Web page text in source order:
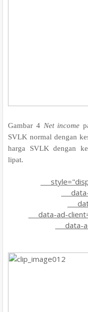
Gambar 4 Net income
SVLK normal dengan
harga SVLK dengan
lipat.
data-
data-ad-
data-